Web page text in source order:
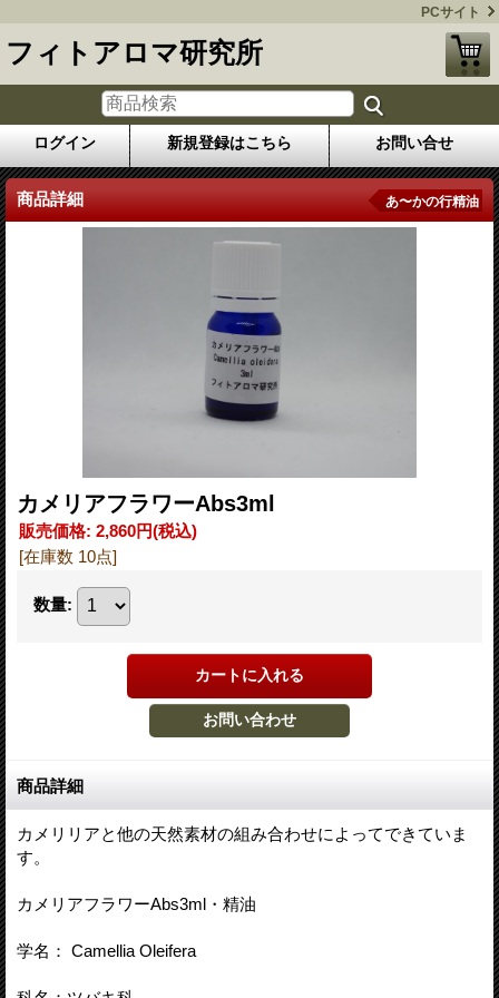
PCサイト
フィトアロマ研究所
ログイン 新規登録はこちら お問い合せ
商品詳細 あ〜かの行精油
カメリアフラワーAbs3ml
販売価格: 2,860円(税込)
[在庫数 10点]
数量:
商品詳細
カメリリアと他の天然素材の組み合わせによってできていま
す。
カメリアフラワーAbs3ml・精油
学名： Camellia Oleifera